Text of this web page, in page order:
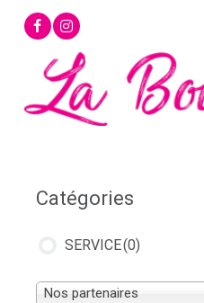
contenu
Catégories
SERVICE(0)
Nos partenaires